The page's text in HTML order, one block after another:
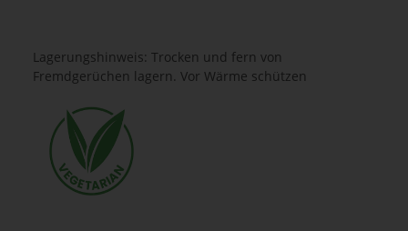
Lagerungshinweis: Trocken und fern von
Fremdgerüchen lagern. Vor Wärme schützen